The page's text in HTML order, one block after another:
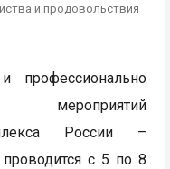
и продовольствия
России –
с 5 по 8